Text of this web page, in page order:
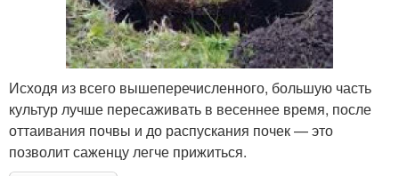
Исходя из всего вышеперечисленного, большую часть
культур лучше пересаживать в весеннее время, после
оттаивания почвы и до распускания почек — это
позволит саженцу легче прижиться.